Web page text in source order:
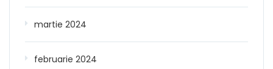
martie 2024
februarie 2024